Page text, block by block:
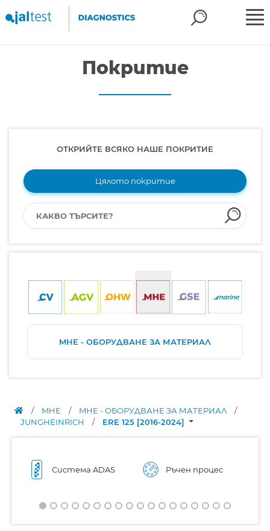
Покритие
ОТКРИЙТЕ ВСЯКО НАШЕ ПОКРИТИЕ
Цялото покритие
MHE - ОБОРУДВАНЕ ЗА МАТЕРИАЛ
/ MHE / MHE - ОБОРУДВАНЕ ЗА МАТЕРИАЛ
/
JUNGHEINRICH
/ ERE 125 [2016-2024]
Система ADAS Ръчен процес